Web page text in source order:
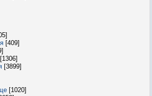
[409]
[1306]
[3899]
[1020]